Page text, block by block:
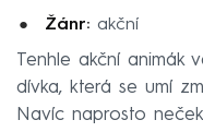
Žánr:akční
Tenhle akční animák
dívka, která se umí
Navíc naprosto